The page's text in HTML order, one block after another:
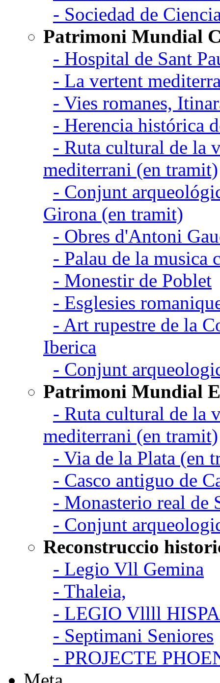
- Sociedad de
Patrimoni Mundial
- Hospital de Sant
- La vertent
- Vies romanes,
- Herencia histórica
- Ruta cultural de la
mediterrani (en tramit)
- Conjunt
Girona (en tramit)
- Obres d'Antoni
- Palau de la musica
- Monestir de Poblet
- Esglesies
- Art rupestre de la
Iberica
- Conjunt
Patrimoni Mundial
- Ruta cultural de la
mediterrani (en tramit)
- Via de la Plata (en
- Casco antiguo de
- Monasterio real de
- Conjunt
Reconstruccio
- Legio Vll Gemina
- Thaleia,
- LEGIO Vllll
- Septimani Seniores
- PROJECTE